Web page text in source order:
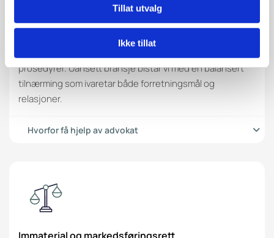
Tillat utvalg
Ikke tillat
Som advokat og sertifisert megler fokuserer Lex
Advokater på å finne løsninger som alle parter kan enes
om. Dette gir en mer effektiv og kostnadsbesparende
prosedyrer. Uansett bransje bistår vi med en balansert
tilnærming som ivaretar både forretningsmål og
relasjoner.
Hvorfor få hjelp av advokat